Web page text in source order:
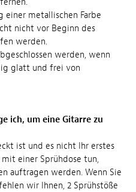
einer metallischen Farbe
nicht vor Beginn des
werden.
werden, wenn
glatt und frei von
ich, um eine Gitarre zu
ist und es nicht Ihr erstes
einer Sprühdose tun,
auftragen werden. Wenn Sie
wir Ihnen, 2 Sprühstöße